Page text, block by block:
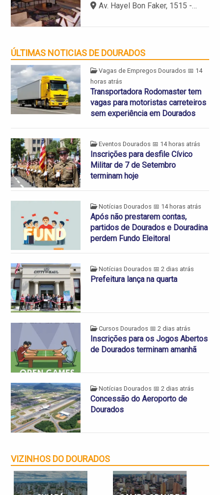
Av. Hayel Bon Faker, 1515 - Dourados - MS
ÚLTIMAS NOTICIAS DE DOURADOS
Vagas de Empregos Dourados 📅 14
horas atrás
Transportadora Rodomaster tem
vagas para motoristas carreteiros
sem experiência em Dourados
Eventos Dourados 📅 14 horas atrás
Inscrições para desfile Cívico
Militar de 7 de Setembro
terminam hoje
Notícias Dourados 📅 14 horas atrás
Após não prestarem contas,
partidos de Dourados e Douradina
perdem Fundo Eleitoral
Notícias Dourados 📅 2 dias atrás
Prefeitura lança na quarta
Cursos Dourados 📅 2 dias atrás
Inscrições para os Jogos Abertos
de Dourados terminam amanhã
Notícias Dourados 📅 2 dias atrás
Concessão do Aeroporto de
Dourados
VIZINHOS DO DOURADOS